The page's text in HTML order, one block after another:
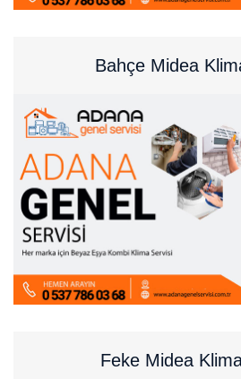
Bahçe Midea
Feke Midea